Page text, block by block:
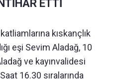
ETTİ
kıskançlık
eşi Sevim Aladağ, 10
ve kayınvalidesi
16.30 sıralarında